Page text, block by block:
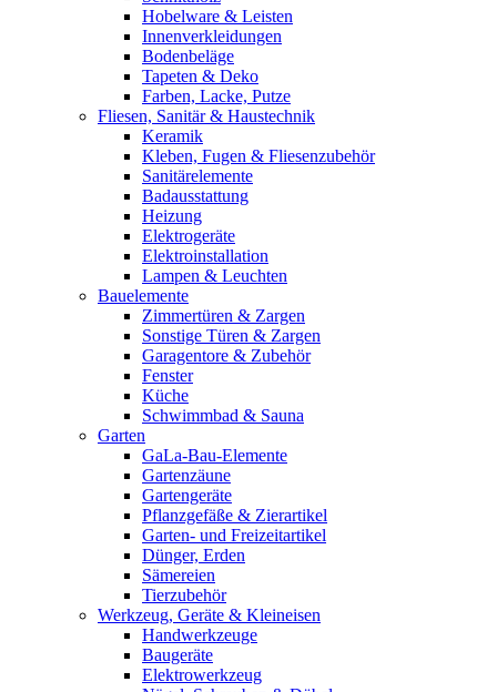
Hobelware & Leisten
Innenverkleidungen
Bodenbeläge
Tapeten & Deko
Farben, Lacke, Putze
Fliesen, Sanitär & Haustechnik
Keramik
Kleben, Fugen & Fliesenzubehör
Sanitärelemente
Badausstattung
Heizung
Elektrogeräte
Elektroinstallation
Lampen & Leuchten
Bauelemente
Zimmertüren & Zargen
Sonstige Türen & Zargen
Garagentore & Zubehör
Fenster
Küche
Schwimmbad & Sauna
Garten
GaLa-Bau-Elemente
Gartenzäune
Gartengeräte
Pflanzgefäße & Zierartikel
Garten- und Freizeitartikel
Dünger, Erden
Sämereien
Tierzubehör
Werkzeug, Geräte & Kleineisen
Handwerkzeuge
Baugeräte
Elektrowerkzeug